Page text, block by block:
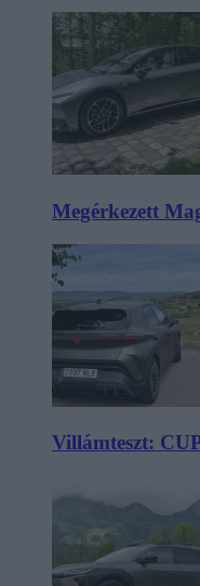
Megérkezett
Villámteszt: